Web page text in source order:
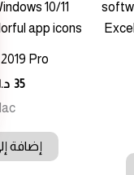
Pro +
35
إضافة